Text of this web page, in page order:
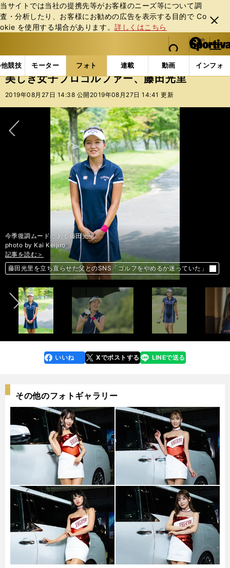
当サイトでは当社の提携先等がお客様のニーズ等について調
査・分析したり、お客様にお勧めの広告を表⽰する⽬的で Co
okie を使⽤する場合があります。詳しくはこちら
閉じ
る
web Sportiva (webスポルティーバ)
検索
マイペ
ー
ジ
メニュ
競技 モーター フォト 連載 動画 インフォ
b
ス
ポ
ル
ー
バ
フォトギャラリー スポーツビーナスギャラリー 美
美しき女子プロゴルファー、藤田光里
2019年08月27日 14:38 公開 2019年08月27日 14:41 更新
今季復調ムードにある藤田光里
photo by Kai Keijiro
記事を読む＞
藤田光里を立ち直らせた父とのSNS「ゴルフをやめるか迷っていた」
記事を読む＞
藤田光里の意外な一面を見た「アイドルが好き。ライブも行きますよ」
記事を読む＞
藤田光里を立ち直らせた父とのSNS「ゴルフをやめるか迷っていた」
記事を読む＞
藤田光里の意外な一面を見た「アイドルが好き。ライブも行きますよ」
前へ
faceboo
k
いいね Xでポストする
line LINEで送る
その他のフォトギャラリー